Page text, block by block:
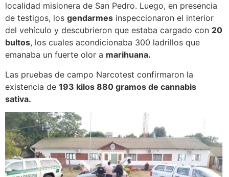
localidad misionera de San Pedro. Luego, en presencia
de testigos, los gendarmes inspeccionaron el interior
del vehículo y descubrieron que estaba cargado con 20
bultos, los cuales acondicionaba 300 ladrillos que
emanaba un fuerte olor a marihuana.
Las pruebas de campo Narcotest confirmaron la
existencia de 193 kilos 880 gramos de cannabis
sativa.